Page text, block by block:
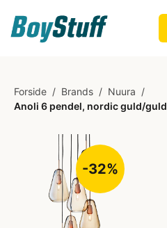
Forside / Brands / Nuura /
Anoli 6 pendel, nordic guld/guld
-32%